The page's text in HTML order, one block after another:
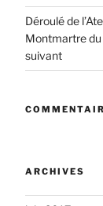
Déroulé de
Montmartre du
suivant
ARCHIVES